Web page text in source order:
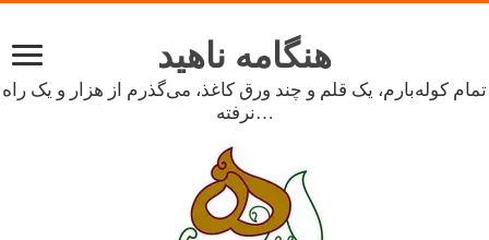
هنگامه ناهید
تمام کوله‌بارم، یک قلم و چند ورق کاغذ، می‌گذرم از هزار و یک راه
نرفته…